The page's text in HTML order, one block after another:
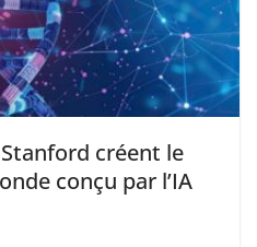
créent le
conçu par l’IA